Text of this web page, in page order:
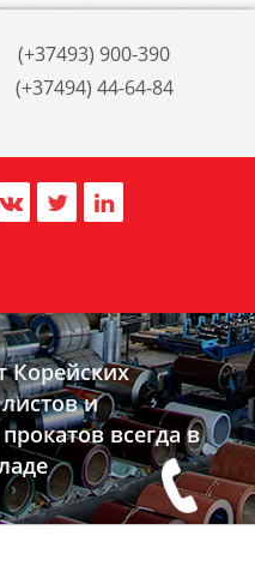
(+37493) 900-390
(+37494) 44-64-84
Корейских
и
всегда в